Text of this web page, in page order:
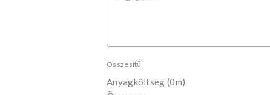
Összesítő
Anyagköltség (0m)